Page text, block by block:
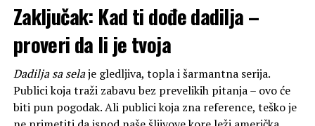
Zaključak: Kad ti dođe dadilja –
proveri da li je tvoja
Dadilja sa selaje gledljiva, topla i šarmantna serija.
Publici koja traži zabavu bez prevelikih pitanja – ovo će
biti pun pogodak. Ali publici koja zna reference, teško je